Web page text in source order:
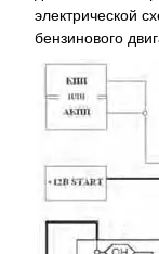
электрической
бензинового